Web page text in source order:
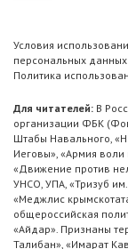
Условия
персональных данных
Политика
Для читателей: В
организации ФБК
Штабы Навального,
Иеговы», «Армия
«Движение против
УНСО, УПА, «Тризуб
«Меджлис
общероссийская
«Айдар». Признаны
Талибан», «Имарат